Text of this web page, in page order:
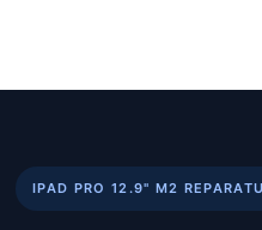
IPAD PRO 12.9" M2